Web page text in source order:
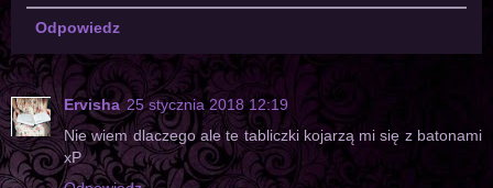
Odpowiedz
Ervisha 25 stycznia 2018 12:19
Nie wiem dlaczego ale te tabliczki kojarzą mi się z batonami
xP